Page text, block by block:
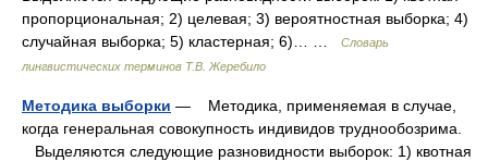
пропорциональная; 2) целевая; 3) вероятностная выборка; 4)
случайная выборка; 5) кластерная; 6)… …
Словарь
лингвистических терминов Т.В. Жеребило
Методика выборки — Методика, применяемая в случае,
когда генеральная совокупность индивидов труднообозрима.
Выделяются следующие разновидности выборок: 1) квотная